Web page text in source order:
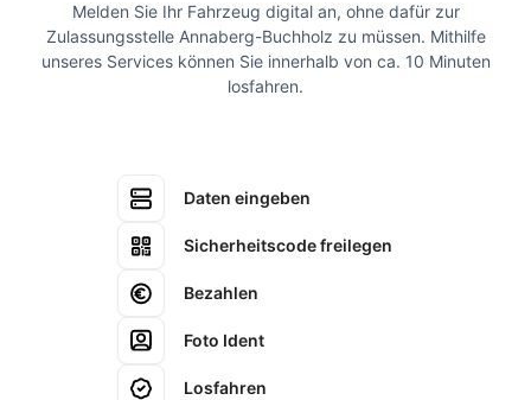
Melden Sie Ihr Fahrzeug digital an, ohne dafür zur
Zulassungsstelle Annaberg-Buchholz zu müssen. Mithilfe
unseres Services können Sie innerhalb von ca. 10 Minuten
losfahren.
Daten eingeben
Sicherheitscode freilegen
Bezahlen
Foto Ident
Losfahren